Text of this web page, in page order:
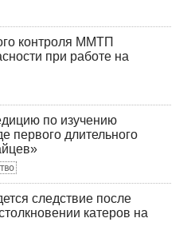
контроля ММТП
при работе на
по изучению
первого длительного
следствие после
катеров на